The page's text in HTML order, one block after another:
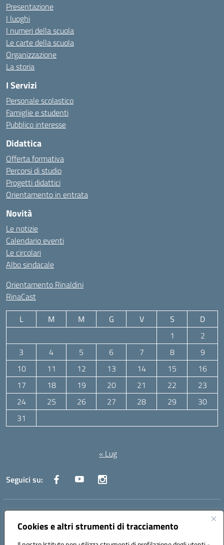
Cookies e altri strumenti di tracciamento
Presentazione
I luoghi
I numeri della scuola
Le carte della scuola
Organizzazione
La storia
I Servizi
Personale scolastico
Famiglie e studenti
Pubblico interesse
Didattica
Offerta formativa
Percorsi di studio
Progetti didattici
Orientamento in entrata
Novità
Le notizie
Calendario eventi
Le circolari
Albo sindacale
Orientamento Rinaldini
RinaCast
L M M G V S
D
1
2
3
4 5 6 7 8
9
10
11 12 13 14 15
16
17
18 19 20 21 22
23
24
25 26 27 28 29
30
31
« Lug
Seguici su:
Indirizzo:Via Canale 1, Ancona
Centralino:071 204723 Email:anpc010006@istruzione.it